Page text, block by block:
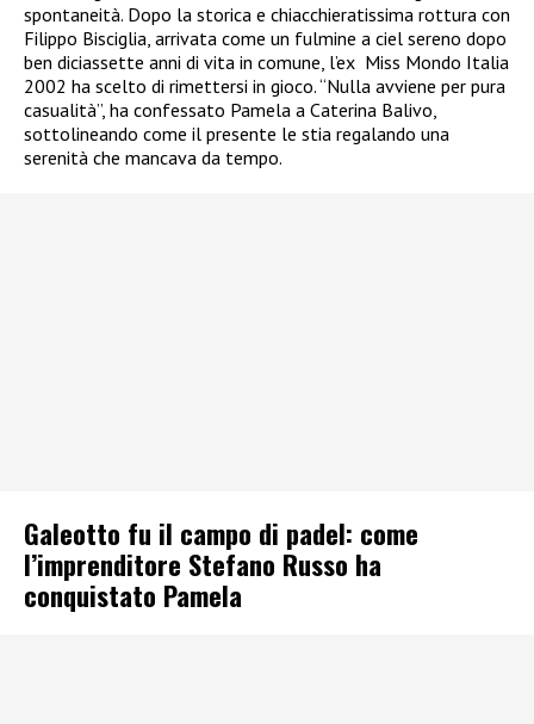
spontaneità. Dopo la storica e chiacchieratissima rottura con
Filippo Bisciglia, arrivata come un fulmine a ciel sereno dopo
ben diciassette anni di vita in comune, l’ex Miss Mondo Italia
2002 ha scelto di rimettersi in gioco. “Nulla avviene per pura
casualità”, ha confessato Pamela a Caterina Balivo,
sottolineando come il presente le stia regalando una
serenità che mancava da tempo.
Galeotto fu il campo di padel: come
l’imprenditore Stefano Russo ha
conquistato Pamela